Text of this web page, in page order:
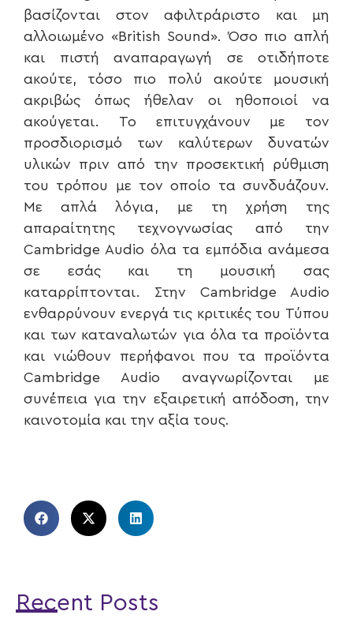
βασίζονται στον αφιλτράριστο και μη
αλλοιωμένο «British Sound». Όσο πιο απλή
και πιστή αναπαραγωγή σε οτιδήποτε
ακούτε, τόσο πιο πολύ ακούτε μουσική
ακριβώς όπως ήθελαν οι ηθοποιοί να
ακούγεται. Το επιτυγχάνουν με τον
προσδιορισμό των καλύτερων δυνατών
υλικών πριν από την προσεκτική ρύθμιση
του τρόπου με τον οποίο τα συνδυάζουν.
Με απλά λόγια, με τη χρήση της
απαραίτητης τεχνογνωσίας από την
Cambridge Audio όλα τα εμπόδια ανάμεσα
σε εσάς και τη μουσική σας
καταρρίπτονται. Στην Cambridge Audio
ενθαρρύνουν ενεργά τις κριτικές του Τύπου
και των καταναλωτών για όλα τα προϊόντα
και νιώθουν περήφανοι που τα προϊόντα
Cambridge Audio αναγνωρίζονται με
συνέπεια για την εξαιρετική απόδοση, την
καινοτομία και την αξία τους.
Recent Posts